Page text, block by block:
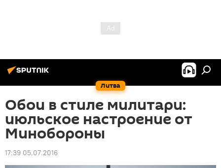
Литва
Обои в стиле милитари:
июльское настроение от
Минобороны
17:39 05.07.2016